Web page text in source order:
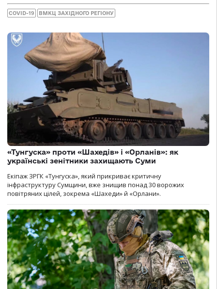
COVID-19 ВМКЦ ЗАХІДНОГО РЕГІОНУ
«Тунгуска» проти «Шахедів» і «Орланів»: як
українські зенітники захищають Суми
Екіпаж ЗРГК «Тунгуска», який прикриває критичну
інфраструктуру Сумщини, вже знищив понад 30 ворожих
повітряних цілей, зокрема «Шахеди» й «Орлани».